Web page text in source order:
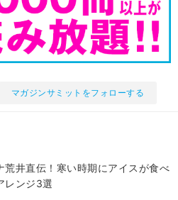
マガジンサミットをフォローする
荒井直伝！寒い時期にアイスが食べ
レンジ3選